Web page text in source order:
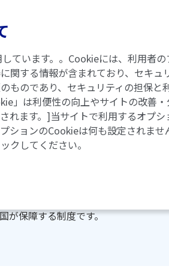
MGについて
その他の制度
1）
が保障する制度です。
ています。。Cookieには、利用者
関する情報が含まれており、セキ
ものであり、セキュリティの担保
」は利便性の向上やサイトの改善
れます。]当サイトで利用するオプ
ションのCookieは何も設定されま
クしてください。